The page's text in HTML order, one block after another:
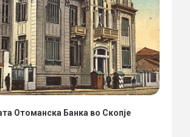
Отоманска Банка во Скопје